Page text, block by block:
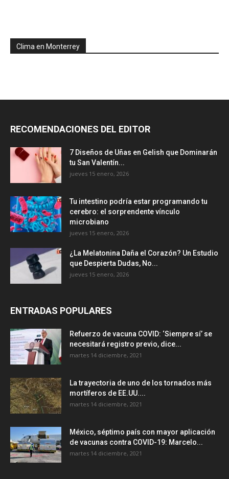
Clima en Monterrey
RECOMENDACIONES DEL EDITOR
7 Diseños de Uñas en Gelish que Dominarán
tu San Valentín...
jueves 15 enero, 2026
Tu intestino podría estar programando tu
cerebro: el sorprendente vínculo
microbiano
jueves 15 enero, 2026
¿La Melatonina Daña el Corazón? Un Estudio
que Despierta Dudas, No...
jueves 15 enero, 2026
ENTRADAS POPULARES
Refuerzo de vacuna COVID: ‘Siempre sí’ se
necesitará registro previo, dice...
martes 14 diciembre, 2021
La trayectoria de uno de los tornados más
mortíferos de EE.UU....
martes 14 diciembre, 2021
México, séptimo país con mayor aplicación
de vacunas contra COVID-19: Marcelo...
martes 14 diciembre, 2021